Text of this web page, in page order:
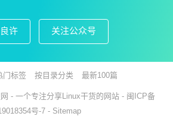
许 关注公众号
门标签 按目录分类 最新100篇
- 一个专注分享Linux干货的网站 - 闽ICP备
号-7 - Sitemap